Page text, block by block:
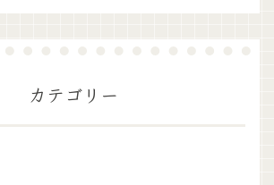
カテゴリー